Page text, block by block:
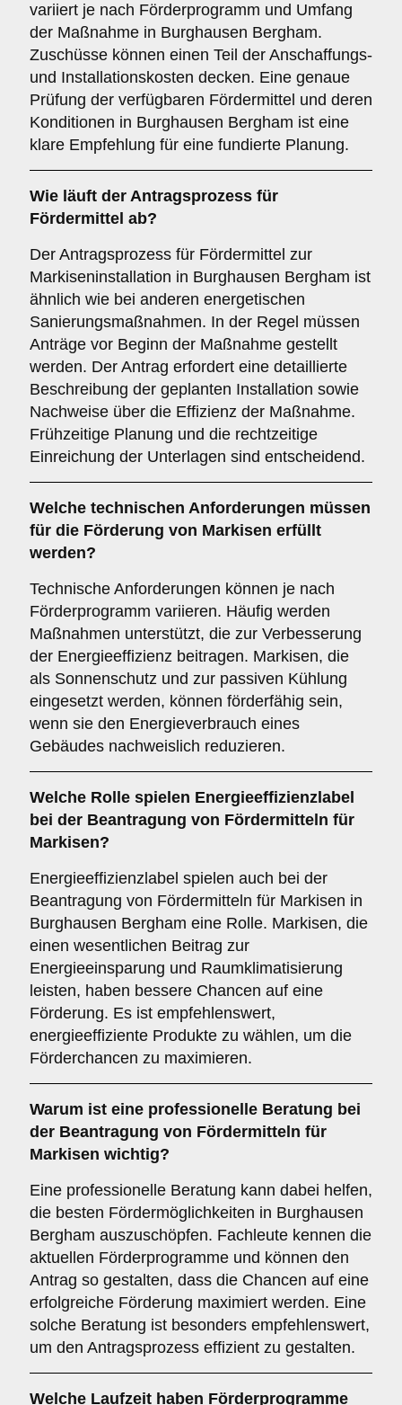
variiert je nach Förderprogramm und Umfang
der Maßnahme in Burghausen Bergham.
Zuschüsse können einen Teil der Anschaffungs-
und Installationskosten decken. Eine genaue
Prüfung der verfügbaren Fördermittel und deren
Konditionen in Burghausen Bergham ist eine
klare Empfehlung für eine fundierte Planung.
Wie läuft der Antragsprozess für
Fördermittel ab?
Der Antragsprozess für Fördermittel zur
Markiseninstallation in Burghausen Bergham ist
ähnlich wie bei anderen energetischen
Sanierungsmaßnahmen. In der Regel müssen
Anträge vor Beginn der Maßnahme gestellt
werden. Der Antrag erfordert eine detaillierte
Beschreibung der geplanten Installation sowie
Nachweise über die Effizienz der Maßnahme.
Frühzeitige Planung und die rechtzeitige
Einreichung der Unterlagen sind entscheidend.
Welche technischen Anforderungen müssen
für die Förderung von Markisen erfüllt
werden?
Technische Anforderungen können je nach
Förderprogramm variieren. Häufig werden
Maßnahmen unterstützt, die zur Verbesserung
der Energieeffizienz beitragen. Markisen, die
als Sonnenschutz und zur passiven Kühlung
eingesetzt werden, können förderfähig sein,
wenn sie den Energieverbrauch eines
Gebäudes nachweislich reduzieren.
Welche Rolle spielen Energieeffizienzlabel
bei der Beantragung von Fördermitteln für
Markisen?
Energieeffizienzlabel spielen auch bei der
Beantragung von Fördermitteln für Markisen in
Burghausen Bergham eine Rolle. Markisen, die
einen wesentlichen Beitrag zur
Energieeinsparung und Raumklimatisierung
leisten, haben bessere Chancen auf eine
Förderung. Es ist empfehlenswert,
energieeffiziente Produkte zu wählen, um die
Förderchancen zu maximieren.
Warum ist eine professionelle Beratung bei
der Beantragung von Fördermitteln für
Markisen wichtig?
Eine professionelle Beratung kann dabei helfen,
die besten Fördermöglichkeiten in Burghausen
Bergham auszuschöpfen. Fachleute kennen die
aktuellen Förderprogramme und können den
Antrag so gestalten, dass die Chancen auf eine
erfolgreiche Förderung maximiert werden. Eine
solche Beratung ist besonders empfehlenswert,
um den Antragsprozess effizient zu gestalten.
Welche Laufzeit haben Förderprogramme